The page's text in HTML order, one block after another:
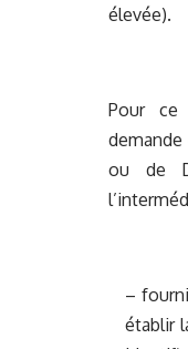
élevée).
Pour ce
demande
ou de
–
établir